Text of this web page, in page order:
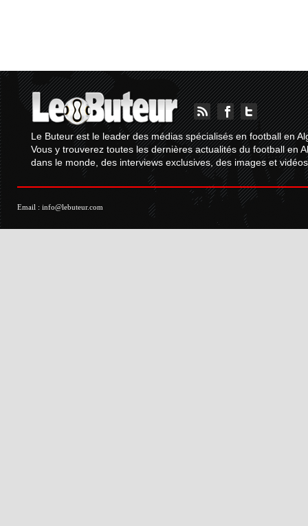
Le Buteur est le leader des médias spécialisés en football en
Vous y trouverez toutes les dernières actualités du football en
dans le monde, des interviews exclusives, des images et
Email : info@lebuteur.com